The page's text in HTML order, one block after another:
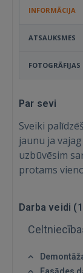
INFORMĀCIJA
ATSAUKSMES
FOTOGRĀFIJAS
Par sevi
Sveiki
jaunu ja
uzbūvēsim
protams
Darba veidi (